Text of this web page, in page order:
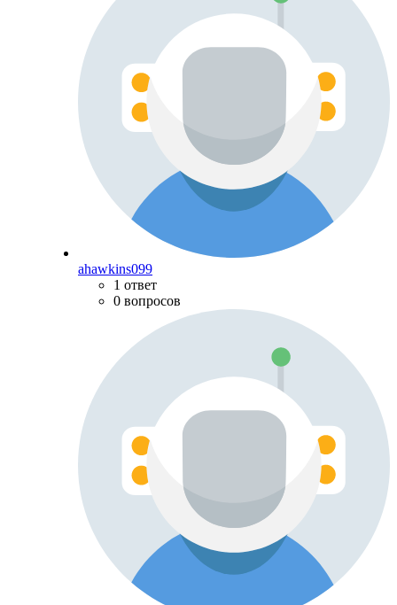
ahawkins099
1 ответ
0 вопросов